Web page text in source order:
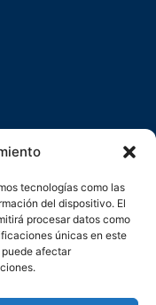
tecnologías como las
del dispositivo. El
procesar datos como
únicas en este
afectar